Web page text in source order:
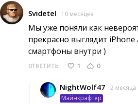
Svidetel 10 месяцев
Мы уже поняли как
прекрасно выглядит
смартфоны внутри )
ОТВЕТИТЬ 1 0
NightWolf47
2 месяца
Майнкрафтер